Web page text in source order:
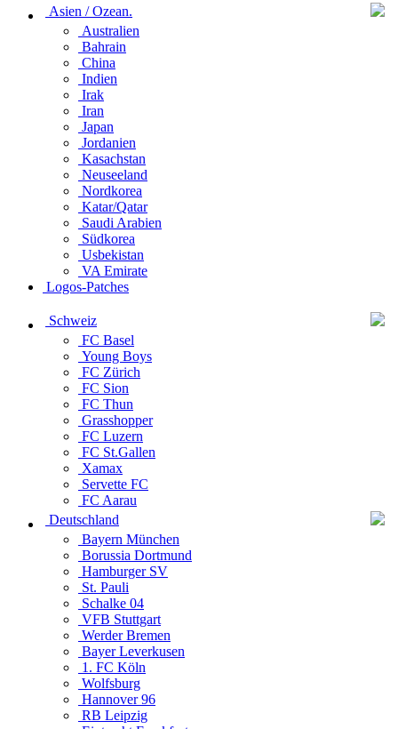
Asien / Ozean.
Australien
Bahrain
China
Indien
Irak
Iran
Japan
Jordanien
Kasachstan
Neuseeland
Nordkorea
Katar/Qatar
Saudi Arabien
Südkorea
Usbekistan
VA Emirate
Logos-Patches
Schweiz
FC Basel
Young Boys
FC Zürich
FC Sion
FC Thun
Grasshopper
FC Luzern
FC St.Gallen
Xamax
Servette FC
FC Aarau
Deutschland
Bayern München
Borussia Dortmund
Hamburger SV
St. Pauli
Schalke 04
VFB Stuttgart
Werder Bremen
Bayer Leverkusen
1. FC Köln
Wolfsburg
Hannover 96
RB Leipzig